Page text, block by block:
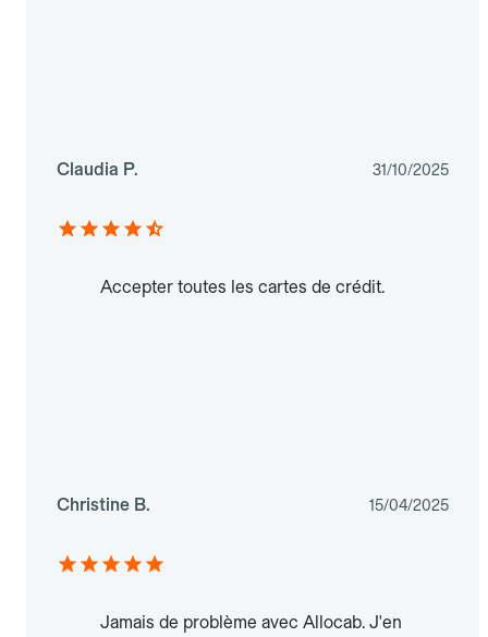
Claudia P. 31/10/2025
Accepter toutes les cartes de crédit.
Christine B. 15/04/2025
Jamais de problème avec Allocab. J'en